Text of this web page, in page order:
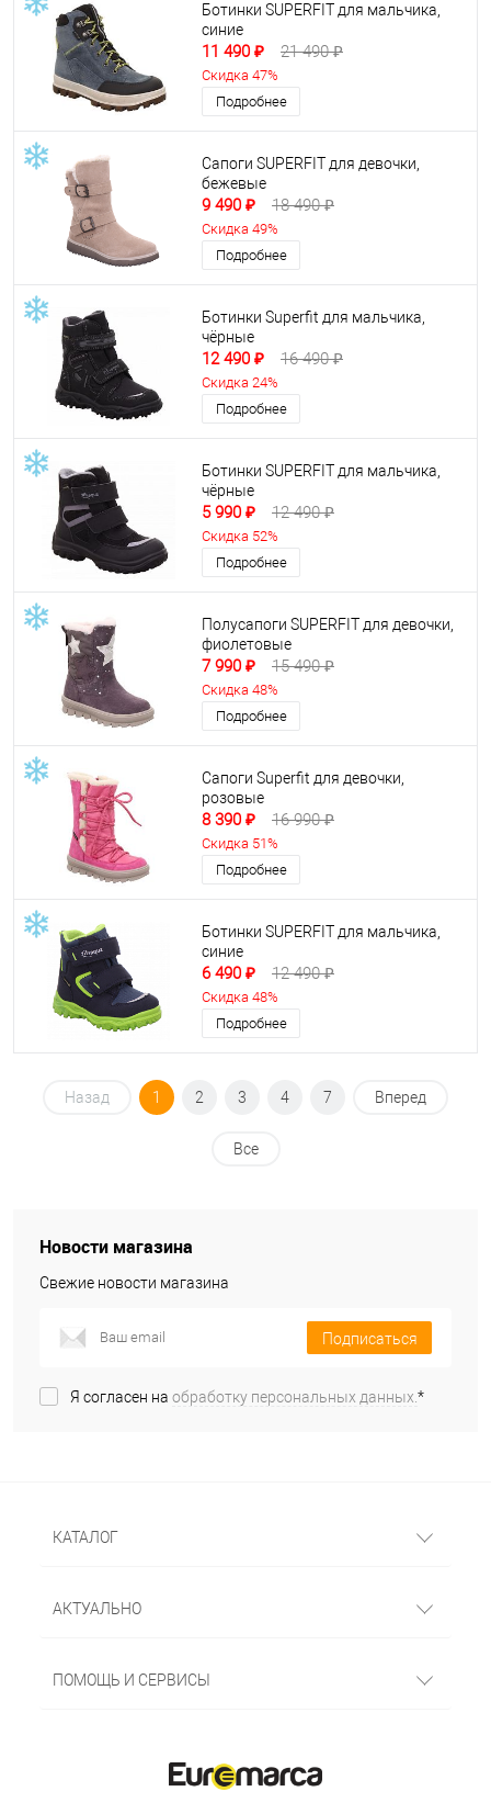
Ботинки SUPERFIT для мальчика,
синие
11 490 ₽ 21 490 ₽
Скидка 47%
Подробнее
Cапоги SUPERFIT для девочки,
бежевые
9 490 ₽ 18 490 ₽
Скидка 49%
Подробнее
Ботинки Superfit для мальчика,
чёрные
12 490 ₽ 16 490 ₽
Скидка 24%
Подробнее
Ботинки SUPERFIT для мальчика,
чёрные
5 990 ₽ 12 490 ₽
Скидка 52%
Подробнее
Полусапоги SUPERFIT для девочки,
фиолетовые
7 990 ₽ 15 490 ₽
Скидка 48%
Подробнее
Сапоги Superfit для девочки,
розовые
8 390 ₽ 16 990 ₽
Скидка 51%
Подробнее
Ботинки SUPERFIT для мальчика,
синие
6 490 ₽ 12 490 ₽
Скидка 48%
Подробнее
Назад 1 2 3 4 7 Вперед
Все
Новости магазина
Свежие новости магазина
Подписаться
Я согласен на обработку персональных данных.*
КАТАЛОГ
АКТУАЛЬНО
ПОМОЩЬ И СЕРВИСЫ